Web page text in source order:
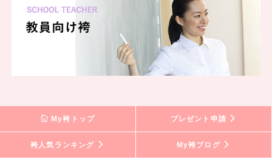
My袴トップ プレゼント申請
袴人気ランキング My袴ブログ